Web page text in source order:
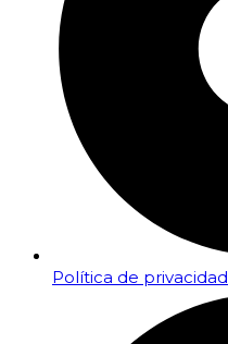
Política de privacidad